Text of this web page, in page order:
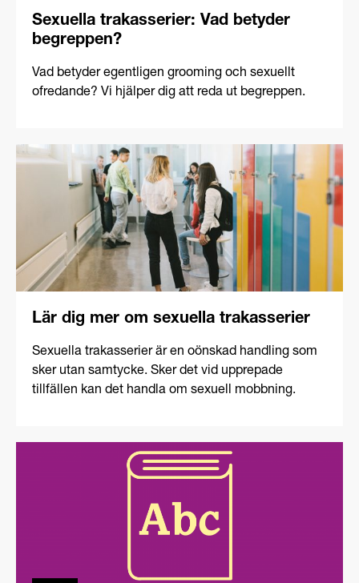
Sexuella trakasserier: Vad betyder
begreppen?
Vad betyder egentligen grooming och sexuellt
ofredande? Vi hjälper dig att reda ut begreppen.
Lär dig mer om sexuella trakasserier
Sexuella trakasserier är en oönskad handling som
sker utan samtycke. Sker det vid upprepade
tillfällen kan det handla om sexuell mobbning.